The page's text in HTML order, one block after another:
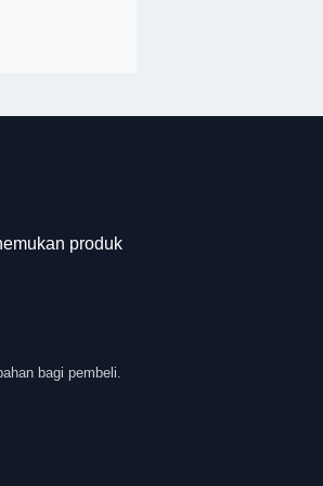
produk
bagi pembeli.